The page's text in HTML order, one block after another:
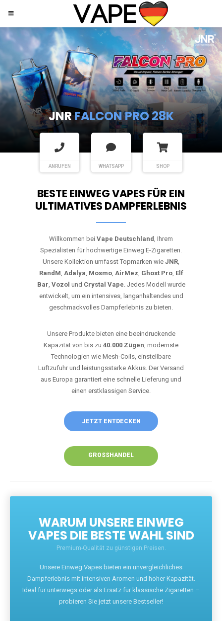
JNRSHISHA HOOKAH MAX
ANRUFEN WHATSAPP SHOP
BESTE EINWEG VAPES FÜR EIN
ULTIMATIVES DAMPFERLEBNIS
Willkommen bei Vape Deutschland, Ihrem
Spezialisten für hochwertige Einweg E-Zigaretten.
Unsere Kollektion umfasst Topmarken wie JNR,
RandM, Adalya, Mosmo, AirMez, Ghost Pro, Elf
Bar, Vozol und Crystal Vape. Jedes Modell wurde
entwickelt, um ein intensives, langanhaltendes und
geschmackvolles Dampferlebnis zu bieten.
Unsere Produkte bieten eine beeindruckende
Kapazität von bis zu 40.000 Zügen, modernste
Technologien wie Mesh-Coils, einstellbare
Luftzufuhr und leistungsstarke Akkus. Der Versand
aus Europa garantiert eine schnelle Lieferung und
einen erstklassigen Service.
JETZT ENTDECKEN
GROSSHANDEL
WARUM UNSERE EINWEG
VAPES DIE BESTE WAHL SIND
Premium-Qualität zu günstigen Preisen.
Unsere Einweg Vapes bieten ein unvergleichliches
Dampferlebnis mit intensiven Aromen und hoher Kapazität.
Ideal für unterwegs oder als Ersatz für klassische Zigaretten –
probieren Sie jetzt unsere Bestseller!